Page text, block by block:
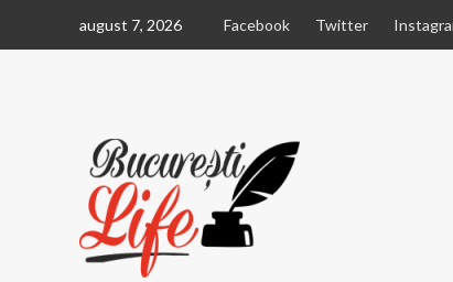
august 7, 2026 Facebook Twitter